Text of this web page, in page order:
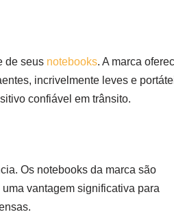
de seus notebooks. A marca
incrivelmente leves e
confiável em trânsito.
Os notebooks da marca são
vantagem significativa para